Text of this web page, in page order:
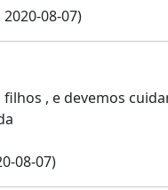
08-07)
, e devemos
08-07)